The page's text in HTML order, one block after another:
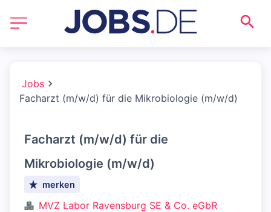
Jobs
Facharzt (m/w/d) für die Mikrobiologie (m/w/d)
Facharzt (m/w/d) für die
Mikrobiologie (m/w/d)
merken
MVZ Labor Ravensburg SE & Co. eGbR